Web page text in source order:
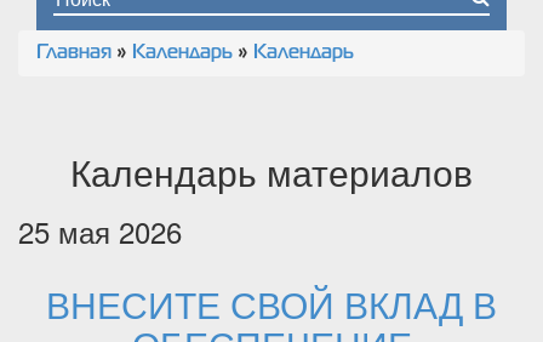
Форма поиска
Вы здесь
Главная » Календарь » Календарь
Календарь материалов
25 мая 2026
ВНЕСИТЕ СВОЙ ВКЛАД В